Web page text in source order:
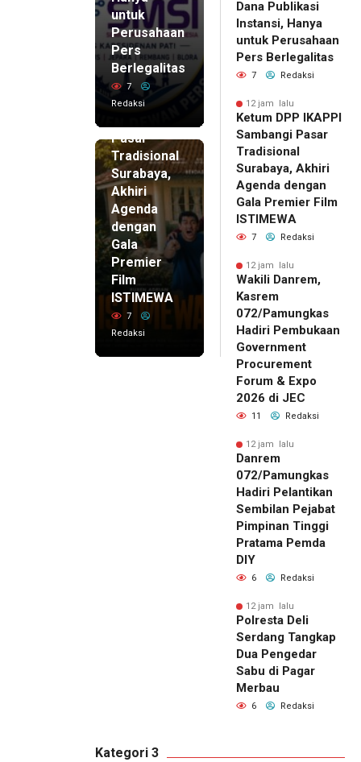
untuk
Perusahaan
Pers
Berlegalitas
7
Redaksi
12 jam lalu
Ketum
DPP
IKAPPI
Pasar
Tradisional
Surabaya,
Akhiri
Agenda
dengan
Gala
Premier
Film
ISTIMEWA
7
Redaksi
Dana Publikasi
Instansi, Hanya
untuk Perusahaan
Pers Berlegalitas
7 Redaksi
12 jam lalu
Ketum DPP IKAPPI
Sambangi Pasar
Tradisional
Surabaya, Akhiri
Agenda dengan
Gala Premier Film
ISTIMEWA
7 Redaksi
12 jam lalu
Wakili Danrem,
Kasrem
072/Pamungkas
Hadiri Pembukaan
Government
Procurement
Forum & Expo
2026 di JEC
11 Redaksi
12 jam lalu
Danrem
072/Pamungkas
Hadiri Pelantikan
Sembilan Pejabat
Pimpinan Tinggi
Pratama Pemda
DIY
6 Redaksi
12 jam lalu
Polresta Deli
Serdang Tangkap
Dua Pengedar
Sabu di Pagar
Merbau
6 Redaksi
Kategori 3